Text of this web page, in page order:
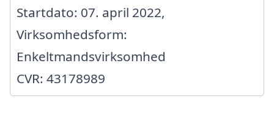
Startdato: 07. april 2022,
Virksomhedsform:
Enkeltmandsvirksomhed
CVR: 43178989